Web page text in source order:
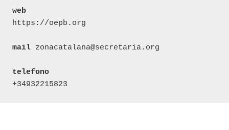
web
https://oepb.org
mail zonacatalana@secretaria.org
telefono
+34932215823